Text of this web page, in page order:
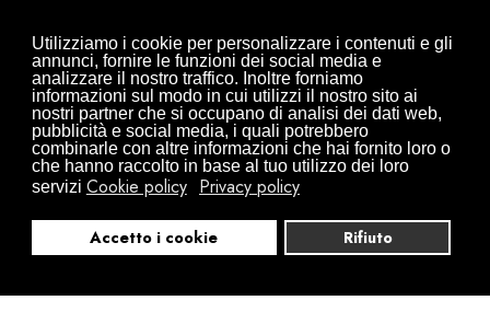
Utilizziamo i cookie per personalizzare i contenuti e gli
annunci, fornire le funzioni dei social media e
analizzare il nostro traffico. Inoltre forniamo
informazioni sul modo in cui utilizzi il nostro sito ai
nostri partner che si occupano di analisi dei dati web,
pubblicità e social media, i quali potrebbero
combinarle con altre informazioni che hai fornito loro o
che hanno raccolto in base al tuo utilizzo dei loro
servizi Cookie policy Privacy policy
Accetto i cookie Rifiuto
0322497832
+39 346 0941416
info@traslochimarinoni.it